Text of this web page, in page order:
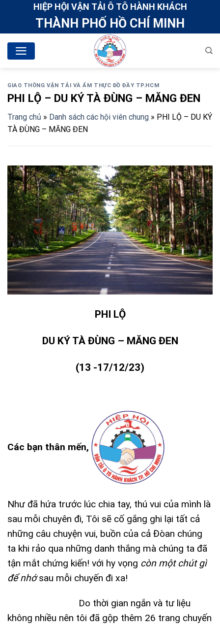
HIỆP HỘI VẬN TẢI Ô TÔ HÀNH KHÁCH
THÀNH PHỐ HỒ CHÍ MINH
GIAO THÔNG VẬN TẢI VÀ ẨM THỰC ĐỒ ĐẦY TP.HCM
PHI LỘ – DU KÝ TÀ ĐÙNG – MĂNG ĐEN
Trang chủ » Danh sách các hội viên chung » PHI LỘ – DU KÝ
TÀ ĐÙNG – MĂNG ĐEN
PHI LỘ
DU KÝ TÀ ĐÙNG – MĂNG ĐEN
(13 -17/12/23)
Các bạn thân mến,
Như đã hứa trước lúc chia tay, thú vui của mình là
sau mỗi chuyên đi, Tôi sẽ cố gắng ghi lại tất cả
những câu chuyện vui, buồn của cả Đòan chúng
ta khi rảo qua những danh thắng mà chúng ta đã
tận mắt chứng kiến! với hy vọng còn một chút gì
để nhớsau mỗi chuyến đi xa!
Do thời gian ngắn và tư liệu
không nhiều nên tôi đã gộp thêm 26 trang chuyến